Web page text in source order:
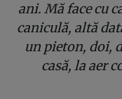
ani. Mă face cu
caniculă, altă
un pieton, doi,
casă, la aer